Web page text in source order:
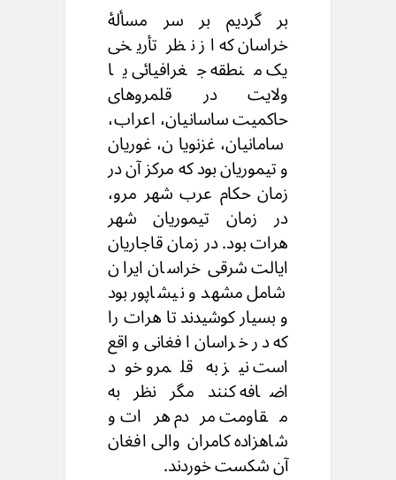
بر گردیم بر سر مسألهٔ
خراسان که از نظر تأریخی
یک منطقه جغرافیائی یا
ولایت در قلمروهای
حاکمیت ساسانیان، اعراب،
سامانیان، غزنویان، غوریان
و تیموریان بود که مرکز آن در
زمان حکام عرب شهر مرو،
در زمان تیموریان شهر
هرات بود. در زمان قاجاریان
ایالت شرقی خراسان ایران
شامل مشهد و نیشاپور بود
و بسیار کوشیدند تا هرات را
که در خراسان افغانی واقع
است نیز به قلمرو خود
اضافه کنند مگر نظر به
مقاومت مردم هرات و
شاهزاده کامران والی افغان
آن شکست خوردند.